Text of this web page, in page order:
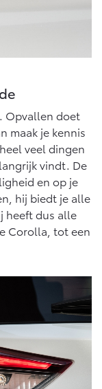
Opvallen doet
maak je kennis
veel dingen
vindt. De
en op je
hij biedt je alle
heeft dus alle
Corolla, tot een